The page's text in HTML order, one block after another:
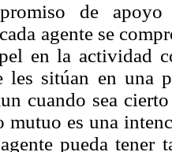
de apoyo
agente se
en la actividad
les sitúan en una
cuando sea
mutuo es una
pueda tener